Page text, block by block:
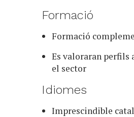
Formació
Formació
Es valoraran perfils
el sector
Idiomes
Imprescindible